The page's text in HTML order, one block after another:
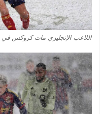
اللاعب الإنجليزي مات كروكس